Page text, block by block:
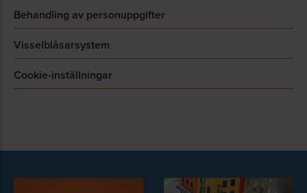
Behandling av personuppgifter
Visselblåsarsystem
Cookie-inställningar